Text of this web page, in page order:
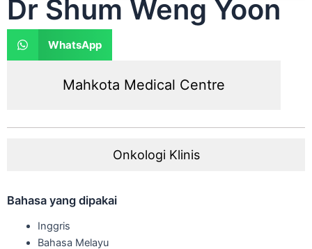
Dr Shum Weng Yoon
WhatsApp
Mahkota Medical Centre
Onkologi Klinis
Bahasa yang dipakai
Inggris
Bahasa Melayu